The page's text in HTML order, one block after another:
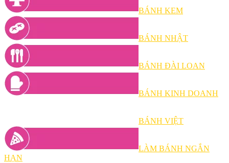
BÁNH KEM
BÁNH NHẬT
BÁNH ĐÀI LOAN
BÁNH KINH DOANH
BÁNH VIỆT
LÀM BÁNH NGẮN
HẠN